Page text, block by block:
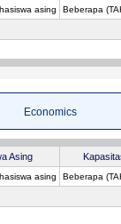
asing Beberapa
Economics
Asing
asing Beberapa